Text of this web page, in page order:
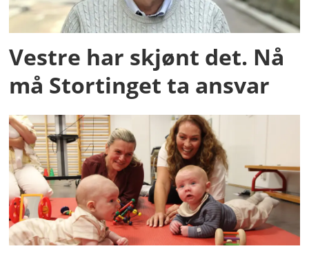
Vestre har skjønt det. Nå
må Stortinget ta ansvar